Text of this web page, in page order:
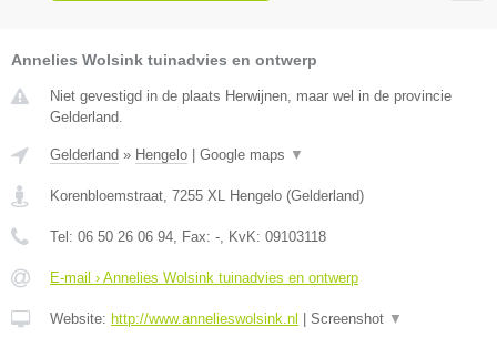
Annelies Wolsink tuinadvies en ontwerp
Niet gevestigd in de plaats Herwijnen, maar wel in de provincie
Gelderland.
Gelderland » Hengelo Google maps ▼
Korenbloemstraat 7255 XL Hengelo (Gelderland)
Tel: 06 50 26 06 94 , Fax: - , KvK: 09103118
E-mail › Annelies Wolsink tuinadvies en ontwerp
Website: http://www.annelieswolsink.nl Screenshot ▼